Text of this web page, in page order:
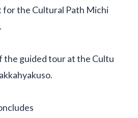
for the Cultural Path Michi
the guided tour at the Cultu